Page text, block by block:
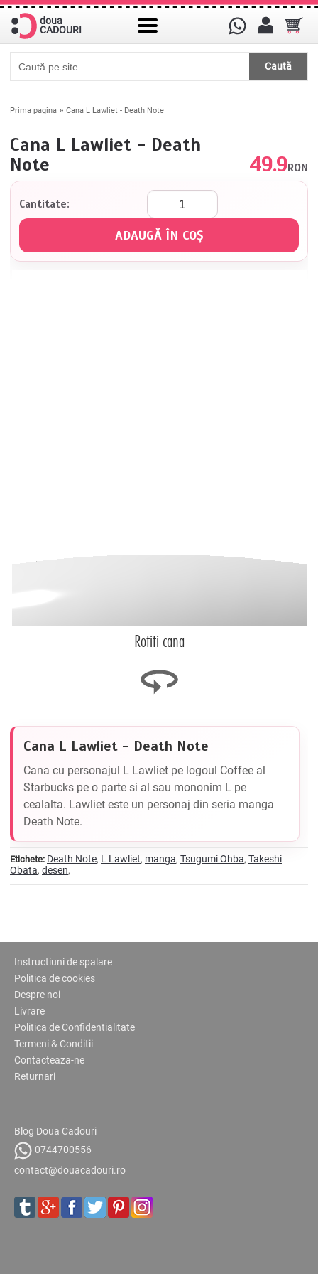
doua
CADOURI
Caută
Prima pagina » Cana L Lawliet - Death Note
Cana L Lawliet - Death
Note
49.9RON
Cantitate:
Rotiti cana
Cana L Lawliet - Death Note
Cana cu personajul L Lawliet pe logoul Coffee al
Starbucks pe o parte si al sau mononim L pe
cealalta. Lawliet este un personaj din seria manga
Death Note.
Etichete: Death Note, L Lawliet, manga, Tsugumi Ohba, Takeshi
Obata, desen,
Instructiuni de spalare
Politica de cookies
Despre noi
Livrare
Politica de Confidentialitate
Termeni & Conditii
Contacteaza-ne
Returnari
Blog Doua Cadouri
0744700556
contact@douacadouri.ro